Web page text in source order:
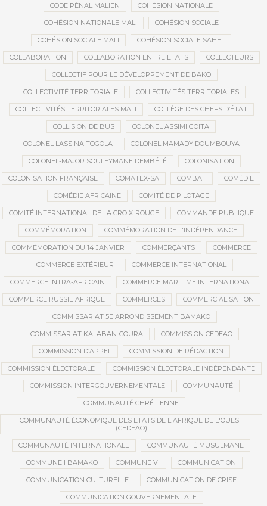
CODE PÉNAL MALIEN COHÉSION NATIONALE
COHÉSION NATIONALE MALI COHÉSION SOCIALE
COHÉSION SOCIALE MALI COHÉSION SOCIALE SAHEL
COLLABORATION COLLABORATION ENTRE ETATS COLLECTEURS
COLLECTIF POUR LE DÉVELOPPEMENT DE BAKO
COLLECTIVITÉ TERRITORIALE COLLECTIVITÉS TERRITORIALES
COLLECTIVITÉS TERRITORIALES MALI COLLÈGE DES CHEFS D’ÉTAT
COLLISION DE BUS COLONEL ASSIMI GOÏTA
COLONEL LASSINA TOGOLA COLONEL MAMADY DOUMBOUYA
COLONEL-MAJOR SOULEYMANE DEMBÉLÉ COLONISATION
COLONISATION FRANÇAISE COMATEX-SA COMBAT COMÉDIE
COMÉDIE AFRICAINE COMITÉ DE PILOTAGE
COMITÉ INTERNATIONAL DE LA CROIX-ROUGE COMMANDE PUBLIQUE
COMMÉMORATION COMMÉMORATION DE L'INDÉPENDANCE
COMMÉMORATION DU 14 JANVIER COMMERÇANTS COMMERCE
COMMERCE EXTÉRIEUR COMMERCE INTERNATIONAL
COMMERCE INTRA-AFRICAIN COMMERCE MARITIME INTERNATIONAL
COMMERCE RUSSIE AFRIQUE COMMERCES COMMERCIALISATION
COMMISSARIAT 5E ARRONDISSEMENT BAMAKO
COMMISSARIAT KALABAN-COURA COMMISSION CEDEAO
COMMISSION D’APPEL COMMISSION DE RÉDACTION
COMMISSION ÉLECTORALE COMMISSION ÉLECTORALE INDÉPENDANTE
COMMISSION INTERGOUVERNEMENTALE COMMUNAUTÉ
COMMUNAUTÉ CHRÉTIENNE
COMMUNAUTÉ ÉCONOMIQUE DES ETATS DE L'AFRIQUE DE L'OUEST
(CEDEAO)
COMMUNAUTÉ INTERNATIONALE COMMUNAUTÉ MUSULMANE
COMMUNE I BAMAKO COMMUNE VI COMMUNICATION
COMMUNICATION CULTURELLE COMMUNICATION DE CRISE
COMMUNICATION GOUVERNEMENTALE